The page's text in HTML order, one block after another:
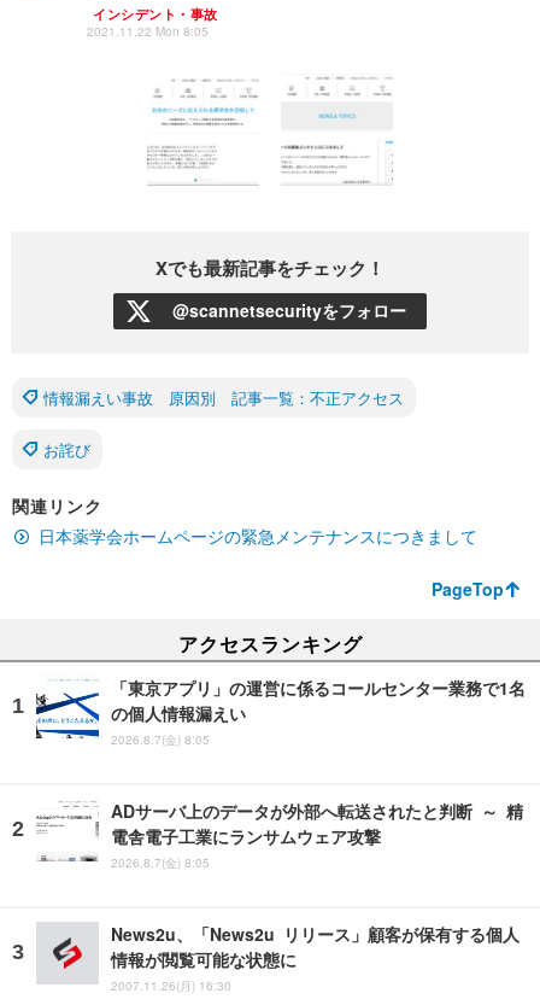
インシデント・事故
2021.11.22 Mon 8:05
Xでも最新記事をチェック！
@scannetsecurityをフォロー
情報漏えい事故 原因別 記事一覧：不正アクセス
お詫び
関連リンク
日本薬学会ホームページの緊急メンテナンスにつきまして
PageTop
アクセスランキング
「東京アプリ」の運営に係るコールセンター業務で1名
の個人情報漏えい
2026.8.7(金) 8:05
ADサーバ上のデータが外部へ転送されたと判断 ～ 精
電舎電子工業にランサムウェア攻撃
2026.8.7(金) 8:05
News2u、「News2u リリース」顧客が保有する個人
情報が閲覧可能な状態に
2007.11.26(月) 16:30